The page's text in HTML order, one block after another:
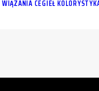
WIĄZANIA CEGIEŁ